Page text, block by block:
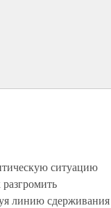
ситуацию
линию сдерживания